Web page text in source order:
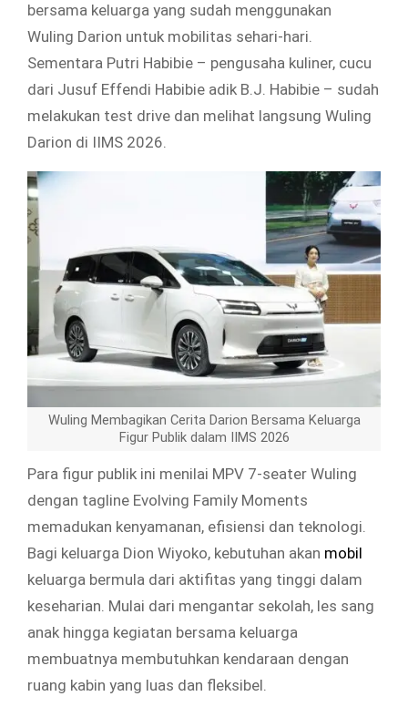
bersama keluarga yang sudah menggunakan
Wuling Darion untuk mobilitas sehari-hari.
Sementara Putri Habibie – pengusaha kuliner, cucu
dari Jusuf Effendi Habibie adik B.J. Habibie – sudah
melakukan test drive dan melihat langsung Wuling
Darion di IIMS 2026.
Wuling Membagikan Cerita Darion Bersama Keluarga
Figur Publik dalam IIMS 2026
Para figur publik ini menilai MPV 7-seater Wuling
dengan tagline Evolving Family Moments
memadukan kenyamanan, efisiensi dan teknologi.
Bagi keluarga Dion Wiyoko, kebutuhan akan mobil
keluarga bermula dari aktifitas yang tinggi dalam
keseharian. Mulai dari mengantar sekolah, les sang
anak hingga kegiatan bersama keluarga
membuatnya membutuhkan kendaraan dengan
ruang kabin yang luas dan fleksibel.